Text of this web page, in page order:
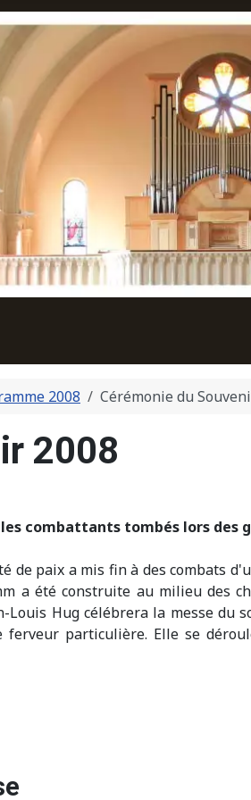
2008 Cérémonie du
2008
combattants tombés lors des
de paix a mis fin à des combats
a été construite au milieu des
Louis Hug célébrera la messe du
ferveur particulière. Elle se